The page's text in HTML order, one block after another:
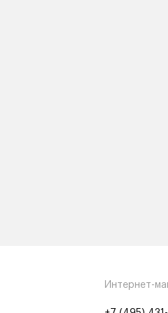
Интернет-